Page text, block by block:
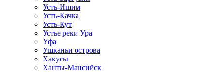
Усть-Ишим
Усть-Качка
Усть-Кут
Устье реки Ура
Уфа
Ушканьи острова
Хакусы
Ханты-Мансийск